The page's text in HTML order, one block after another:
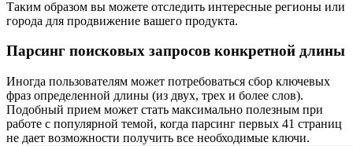
Таким образом вы можете отследить интересные регионы или
города для продвижение вашего продукта.
Парсинг поисковых запросов конкретной длины
Иногда пользователям может потребоваться сбор ключевых
фраз определенной длины (из двух, трех и более слов).
Подобный прием может стать максимально полезным при
работе с популярной темой, когда парсинг первых 41 страниц
не дает возможности получить все необходимые ключи.